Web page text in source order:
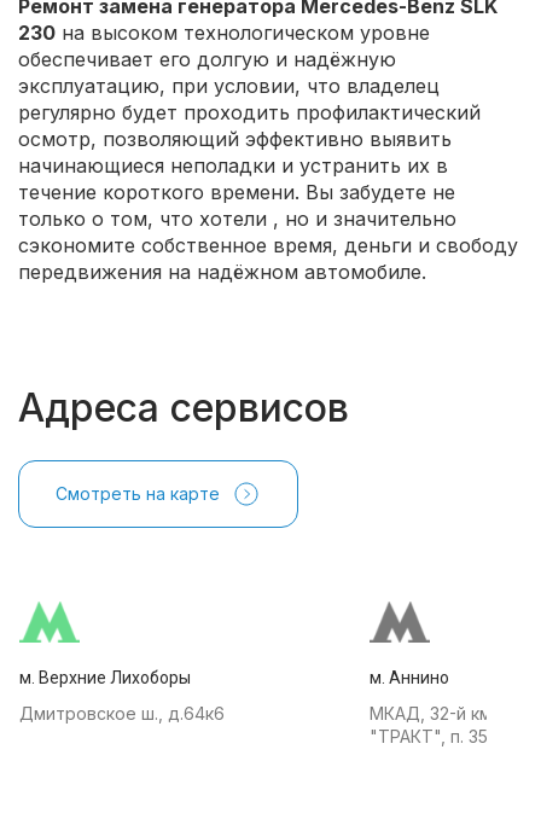
Ремонт замена генератора Mercedes-Benz SLK
230 на высоком технологическом уровне
обеспечивает его долгую и надёжную
эксплуатацию, при условии, что владелец
регулярно будет проходить профилактический
осмотр, позволяющий эффективно выявить
начинающиеся неполадки и устранить их в
течение короткого времени. Вы забудете не
только о том, что хотели , но и значительно
сэкономите собственное время, деньги и свободу
передвижения на надёжном автомобиле.
Адреса сервисов
Смотреть на карте
м. Верхние Лихоборы
Дмитровское ш., д.64к6
м. Аннино
МКАД, 32-й км, АТК
"ТРАКТ", п. 35